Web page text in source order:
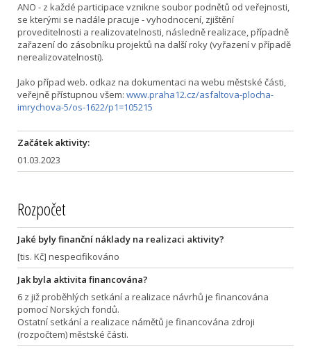
ANO - z každé participace vznikne soubor podnětů od veřejnosti,
se kterými se nadále pracuje - vyhodnocení, zjištění
proveditelnosti a realizovatelnosti, následně realizace, případně
zařazení do zásobníku projektů na další roky (vyřazení v případě
nerealizovatelnosti).
Jako případ web. odkaz na dokumentaci na webu městské části,
veřejně přístupnou všem: www.praha12.cz/asfaltova-plocha-
imrychova-5/os-1622/p1=105215
Začátek aktivity:
01.03.2023
Rozpočet
Jaké byly finanční náklady na realizaci aktivity?
[tis. Kč] nespecifikováno
Jak byla aktivita financována?
6 z již proběhlých setkání a realizace návrhů je financována
pomocí Norských fondů.
Ostatní setkání a realizace námětů je financována zdroji
(rozpočtem) městské části.